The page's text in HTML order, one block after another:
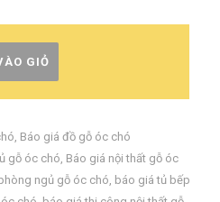
GIỎ
, Báo giá đồ gỗ óc chó
gỗ óc chó, Báo giá nội thất gỗ óc
ngủ gỗ óc chó, báo giá tủ bếp